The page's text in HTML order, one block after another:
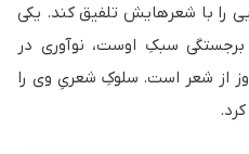
را با شعرهایش تلفیق کند. یکی
سبکِ اوست، نوآوری در
از شعر است. سلوکِ شعریِ وی را